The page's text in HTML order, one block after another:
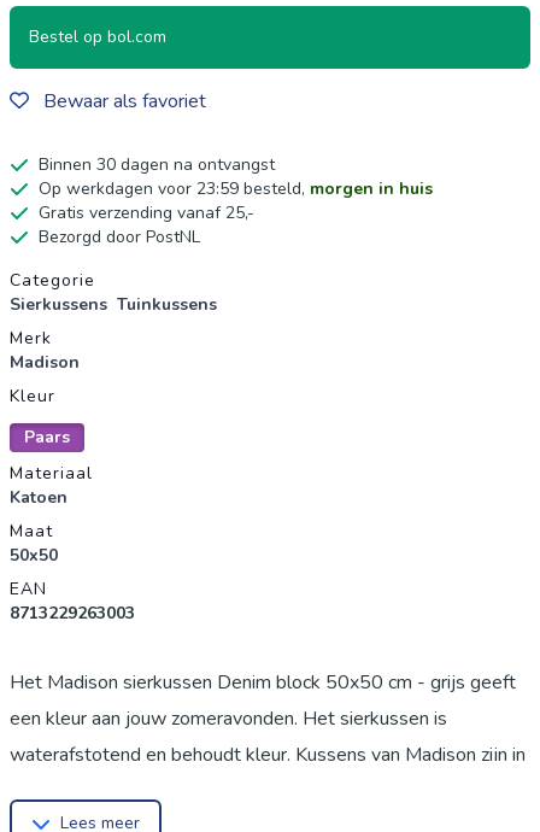
Bestel op bol.com
Bewaar als favoriet
Binnen 30 dagen na ontvangst
Op werkdagen voor 23:59 besteld, morgen in huis
Gratis verzending vanaf 25,-
Bezorgd door PostNL
Productgegevens
Categorie
Sierkussens Tuinkussens
Merk
Madison
Kleur
Paars
Materiaal
Katoen
Maat
50x50
EAN
8713229263003
Het Madison sierkussen Denim block 50x50 cm - grijs geeft
een kleur aan jouw zomeravonden. Het sierkussen is
waterafstotend en behoudt kleur. Kussens van Madison zijn in
Lees meer